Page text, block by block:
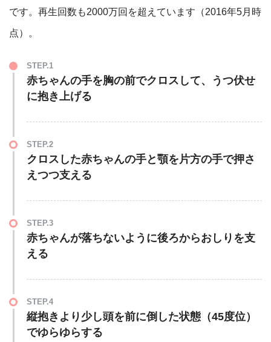
です。再生回数も2000万回を超えています（2016年5月時
点）。
STEP.1
赤ちゃんの手を胸の前でクロスして、うつ伏せ
に抱き上げる
STEP.2
クロスした赤ちゃんの手と顎を片方の手で押さ
えつつ支える
STEP.3
赤ちゃんが落ちないように後ろからおしりを支
える
STEP.4
縦抱きより少し頭を前に倒した状態（45度位）
でゆらゆらする